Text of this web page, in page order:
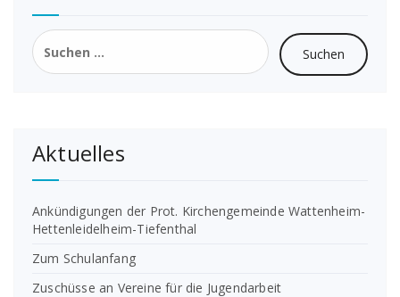
Suchen
nach:
Aktuelles
Ankündigungen der Prot. Kirchengemeinde Wattenheim-
Hettenleidelheim-Tiefenthal
Zum Schulanfang
Zuschüsse an Vereine für die Jugendarbeit